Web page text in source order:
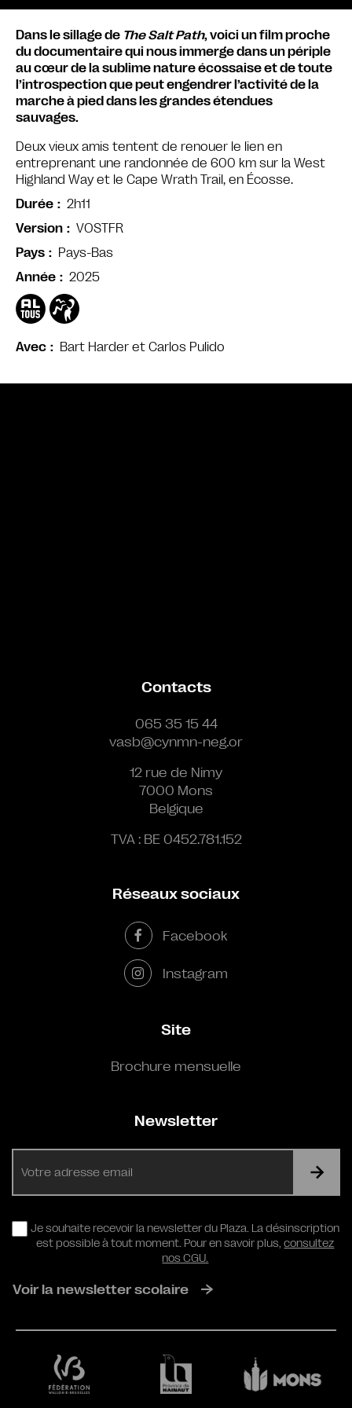
Avec Bart Harder et Carlos Pulido
Dans le sillage de The Salt Path, voici un film proche
du documentaire qui nous immerge dans un périple
au cœur de la sublime nature écossaise et de toute
l’introspection que peut engendrer l’activité de la
marche à pied dans les grandes étendues
sauvages.
Deux vieux amis tentent de renouer le lien en
entreprenant une randonnée de 600 km sur la West
Highland Way et le Cape Wrath Trail, en Écosse.
Durée
2h11
Version
VOSTFR
Pays
Pays-Bas
Année
2025
Contacts
065 35 15 44
vasb@cynmn-neg.or
12 rue de Nimy
7000 Mons
Belgique
TVA : BE 0452.781.152
Réseaux sociaux
Facebook
Instagram
Site
Brochure mensuelle
Newsletter
RGPD
Je souhaite recevoir la newsletter du Plaza. La désinscription
est possible à tout moment. Pour en savoir plus,consultez
nos CGU.
Voir la newsletter scolaire